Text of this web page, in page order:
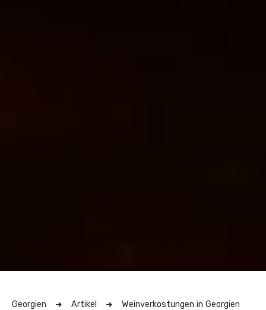
Georgien Artikel Weinverkostungen in Georgien